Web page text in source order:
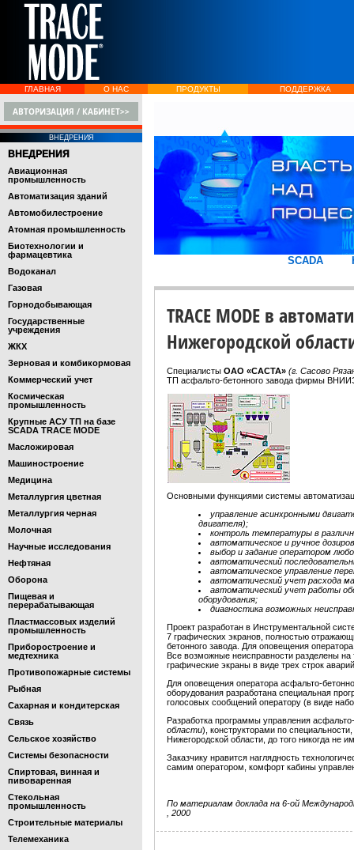
ГЛАВНАЯ О НАС ПРОДУКТЫ ПОДДЕРЖКА
АВТОРИЗАЦИЯ / КАБИНЕТ>>
ВНЕДРЕНИЯ
ВНЕДРЕНИЯ
Авиационная
промышленность
Автоматизация зданий
Автомобилестроение
Атомная промышленность
Биотехнологии и
фармацевтика
Водоканал
Газовая
Горнодобывающая
Государственные
учреждения
ЖКХ
Зерновая и комбикормовая
Коммерческий учет
Космическая
промышленность
Крупные АСУ ТП на базе
SCADA TRACE MODE
Масложировая
Машиностроение
Медицина
Металлургия цветная
Металлургия черная
Молочная
Научные исследования
Нефтяная
Оборона
Пищевая и
перерабатывающая
Пластмассовых изделий
промышленность
Приборостроение и
медтехника
Противопожарные системы
Рыбная
Сахарная и кондитерская
Связь
Сельское хозяйство
Системы безопасности
Спиртовая, винная и
пивоваренная
Стекольная
промышленность
Строительные материалы
Телемеханика
SCADA
TRACE MODE в
Нижегородской
Специалисты ОАО «САСТА» (г. Сасово
ТП асфальто-бетонного завода фирмы
Основными функциями системы
управление асинхронными
двигателя);
контроль температуры в
автоматическое и ручное
выбор и задание оператором
автоматический
автоматическое управление
автоматический учет расхода
автоматический учет работы
оборудования;
диагностика возможных
Проект разработан в Инструментальной
7 графических экранов, полностью
бетонного завода. Для оповещения
Все возможные неисправности разделены на
графические экраны в виде трех строк
Для оповещения оператора асфальто-
оборудования разработана специальная
голосовых сообщений оператору (в виде
Разработка программы управления
области), конструкторами по
Нижегородской области, до того никогда
Заказчику нравится наглядность
самим оператором, комфорт кабины
По материалам доклада на 6-ой
, 2000